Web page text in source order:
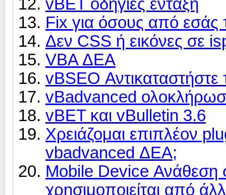
vBET οδηγίες ένταξη
Fix για όσους από εσάς
Δεν CSS ή εικόνες σε
VBA ΔΕΑ
vBSEO Αντικαταστήστε
vBadvanced
vBET και vBulletin 3.6
Χρειάζομαι επιπλέον
vbadvanced ΔΕΑ;
Mobile Device Ανάθεση
χρησιμοποιείται από